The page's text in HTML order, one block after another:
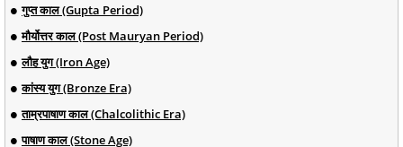
गुप्त काल (Gupta Period)
मौर्योत्तर काल (Post Mauryan Period)
लौह युग (Iron Age)
कांस्य युग (Bronze Era)
ताम्रपाषाण काल (Chalcolithic Era)
पाषाण काल (Stone Age)